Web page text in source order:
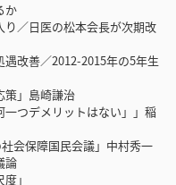
か
り／日医の松本会長が次期改
遇改善／2012-2015年の5年生
策」島崎謙治
一つデメリットはない」」稲
会保障国民会議」中村秀一
論
」